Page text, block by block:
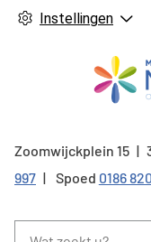
Instellingen
Zoomwijckplein 15
997
Spoed 0186